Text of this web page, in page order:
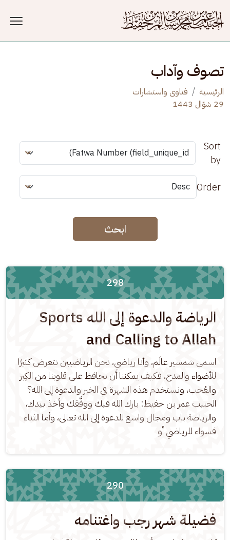
تصوف وآداب
الرئيسية
فتاوى واستشارات
29 شوّال 1443
Sort
by
Order
ابحث
298
الرياضة والدعوة إلى الله Sports
and Calling to Allah
اسمي شمسير عالَم، وأنا رياضي، نحن الرياضيين نتعرض كثيرًا
للأضواء والمدح، فكيف يمكننا أن نحافظ على قلوبنا من الكِبر
والعُجب، ونستخدم هذه الشهرة في الخير والدعوة إلى الله؟
الحبيب عمر بن حفيظ: بارك الله فيك ووفَّقك وأخذ بيدك،
والرياضة باب ومجال واسع للدعوة إلى الله تعالى، وأما الثناء
فسواء للرياضي أو
290
فضيلة شهر رجب واغتنامه